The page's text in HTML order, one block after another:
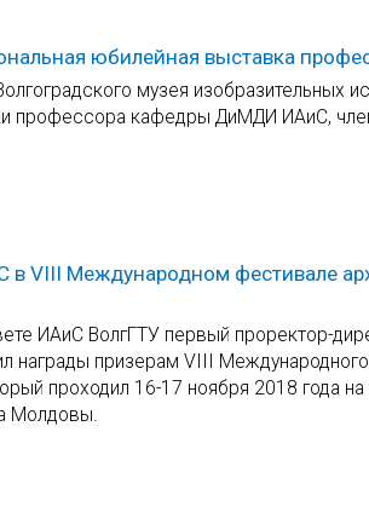
юбилейная выставка
музея
профессора кафедры ДиМДИ ИАиС,
в VIII Международном фестивале
ИАиС ВолгГТУ первый проректор-
награды призерам VIII
проходил 16-17 ноября 2018 года на
Молдовы.